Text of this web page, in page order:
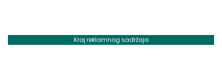
Kraj reklamnog sadržaja